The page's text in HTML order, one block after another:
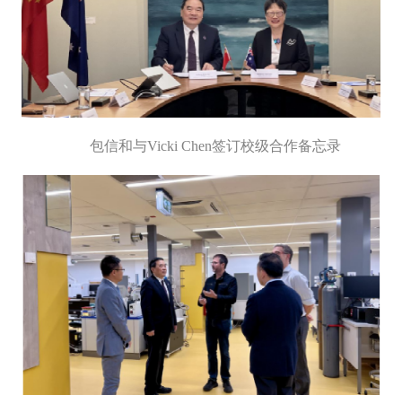
包信和与Vicki Chen签订校级合作备忘录